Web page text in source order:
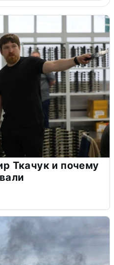
Ткачук и почему